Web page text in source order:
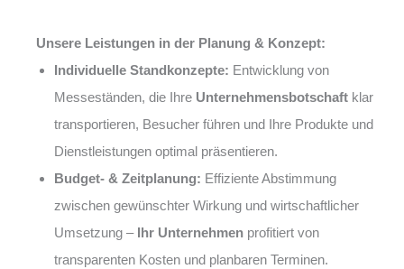
Unsere Leistungen in der Planung & Konzept:
Individuelle Standkonzepte: Entwicklung von
Messeständen, die Ihre Unternehmensbotschaft klar
transportieren, Besucher führen und Ihre Produkte und
Dienstleistungen optimal präsentieren.
Budget- & Zeitplanung: Effiziente Abstimmung
zwischen gewünschter Wirkung und wirtschaftlicher
Umsetzung – Ihr Unternehmen profitiert von
transparenten Kosten und planbaren Terminen.